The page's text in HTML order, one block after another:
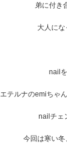
弟に付き
大人にな
nail
エテルナのemiちゃ
nailチェ
今回は寒い冬